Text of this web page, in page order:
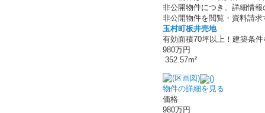
非公開物件につき、詳細情
非公開物件を閲覧・資料請
玉村町板井売地
有効面積70坪以上！建築条
980万円
352.57m²
物件の詳細を見る
価格
980万円